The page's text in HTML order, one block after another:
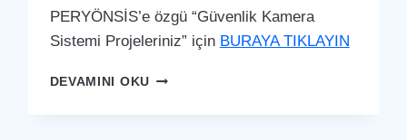
PERYÖNSİS’e özgü “Güvenlik Kamera
Sistemi Projeleriniz” için BURAYA TIKLAYIN
DEVAMINI OKUDULKADIROĞLU